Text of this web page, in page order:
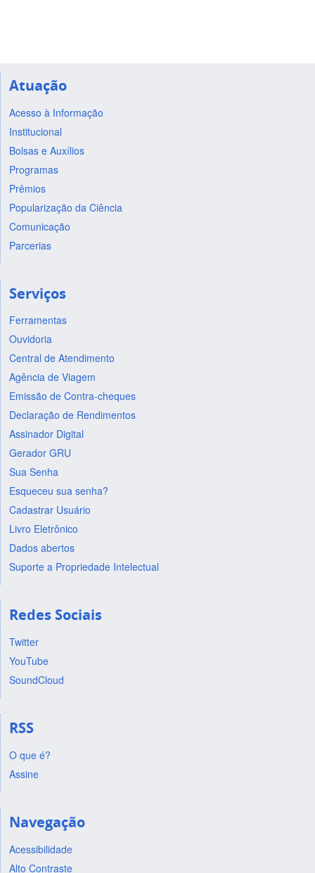
Atuação
Acesso à Informação
Institucional
Bolsas e Auxílios
Programas
Prêmios
Popularização da Ciência
Comunicação
Parcerias
Serviços
Ferramentas
Ouvidoria
Central de Atendimento
Agência de Viagem
Emissão de Contra-cheques
Declaração de Rendimentos
Assinador Digital
Gerador GRU
Sua Senha
Esqueceu sua senha?
Cadastrar Usuário
Livro Eletrônico
Dados abertos
Suporte a Propriedade Intelectual
Redes Sociais
Twitter
YouTube
SoundCloud
RSS
O que é?
Assine
Navegação
Acessibilidade
Alto Contraste